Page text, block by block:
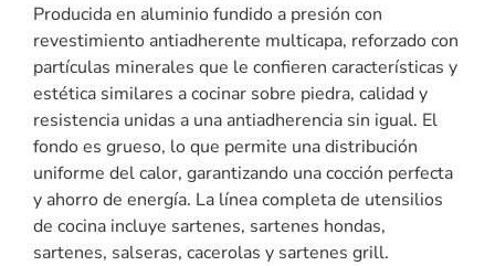
Producida en aluminio fundido a presión con
revestimiento antiadherente multicapa, reforzado con
partículas minerales que le confieren características y
estética similares a cocinar sobre piedra, calidad y
resistencia unidas a una antiadherencia sin igual. El
fondo es grueso, lo que permite una distribución
uniforme del calor, garantizando una cocción perfecta
y ahorro de energía. La línea completa de utensilios
de cocina incluye sartenes, sartenes hondas,
sartenes, salseras, cacerolas y sartenes grill.